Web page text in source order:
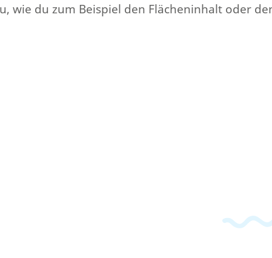
wie du zum Beispiel den Flächeninhalt oder